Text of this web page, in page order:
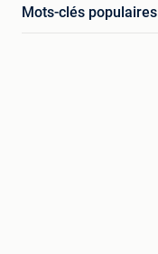
Mots-clés populaires